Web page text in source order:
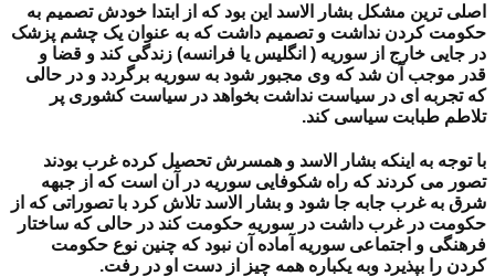
اصلی ترین مشکل بشار الاسد این بود که از ابتدا خودش تصمیم به
حکومت کردن نداشت و تصمیم داشت که به عنوان یک چشم پزشک
در جایی خارج از سوریه ( انگلیس یا فرانسه) زندگی کند و قضا و
قدر موجب آن شد که وی مجبور شود به سوریه برگردد و در حالی
که تجربه ای در سیاست نداشت بخواهد در سیاست کشوری پر
تلاطم طبابت سیاسی کند.
با توجه به اینکه بشار الاسد و همسرش تحصیل کرده غرب بودند
تصور می کردند که راه شکوفایی سوریه در آن است که از جبهه
شرق به غرب جابه جا شود و بشار الاسد تلاش کرد با تصوراتی که از
حکومت در غرب داشت در سوریه حکومت کند در حالی که ساختار
فرهنگی و اجتماعی سوریه آماده آن نبود که چنین نوع حکومت
کردن را بپذیرد وبه یکباره همه چیز از دست او در رفت.